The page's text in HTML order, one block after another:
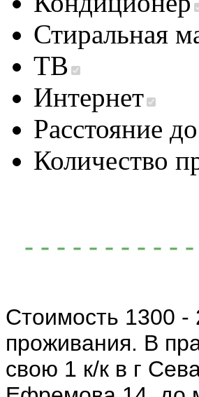
Стиральная
ТВ
Интернет
Расстояние
Количество
- - - - - - - - - -
Стоимость 1300 -
проживания. В
свою 1 к/к в г